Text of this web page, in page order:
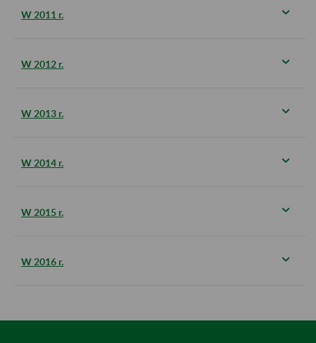
W 2011 r.
W 2012 r.
W 2013 r.
W 2014 r.
W 2015 r.
W 2016 r.